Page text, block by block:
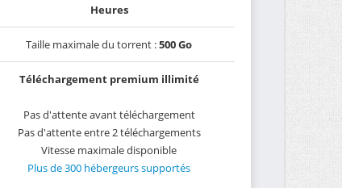
Heures
Taille maximale du torrent :500 Go
Téléchargement premium illimité
Pas d'attente avant téléchargement
Pas d'attente entre 2 téléchargements
Vitesse maximale disponible
Plus de 300 hébergeurs supportés